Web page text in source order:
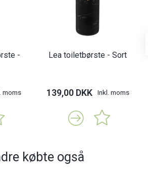
-
moms
Lea toiletbørste - Sort
139,00 DKK Inkl. moms
købte også